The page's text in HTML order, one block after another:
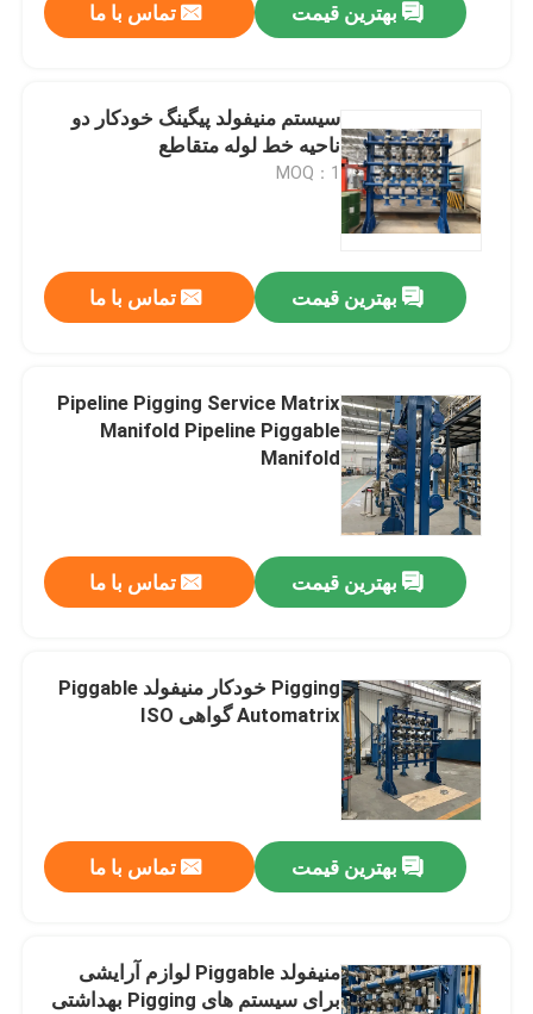
بهترین قیمت تماس با ما
سیستم منیفولد پیگینگ خودکار دو
ناحیه خط لوله متقاطع
MOQ：1
بهترین قیمت تماس با ما
Pipeline Pigging Service Matrix
Manifold Pipeline Piggable
Manifold
بهترین قیمت تماس با ما
Pigging خودکار منیفولد Piggable
Automatrix گواهی ISO
بهترین قیمت تماس با ما
منیفولد Piggable لوازم آرایشی
برای سیستم های Pigging بهداشتی